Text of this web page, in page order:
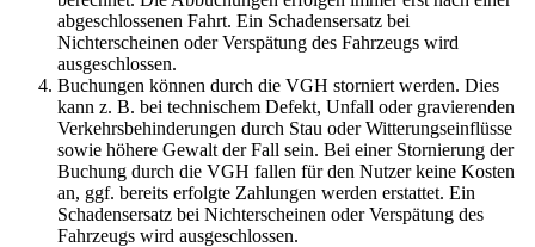
abgeschlossenen Fahrt. Ein Schadensersatz bei
Nichterscheinen oder Verspätung des Fahrzeugs wird
ausgeschlossen.
Buchungen können durch die VGH storniert werden. Dies
kann z. B. bei technischem Defekt, Unfall oder gravierenden
Verkehrsbehinderungen durch Stau oder Witterungseinflüsse
sowie höhere Gewalt der Fall sein. Bei einer Stornierung der
Buchung durch die VGH fallen für den Nutzer keine Kosten
an, ggf. bereits erfolgte Zahlungen werden erstattet. Ein
Schadensersatz bei Nichterscheinen oder Verspätung des
Fahrzeugs wird ausgeschlossen.